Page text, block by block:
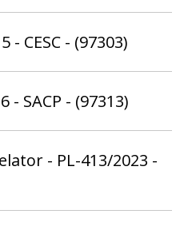
- CESC - (97303)
- SACP - (97313)
- PL-413/2023 -